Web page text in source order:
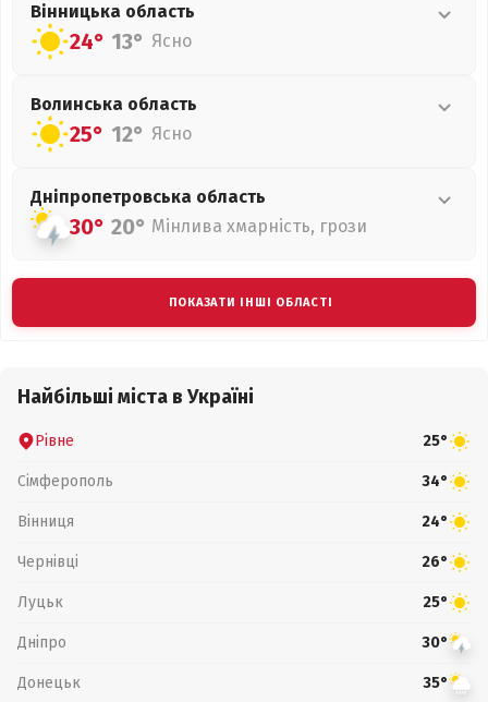
Вінницька область
24° 13° Ясно
Волинська область
25° 12° Ясно
Дніпропетровська область
30° 20° Мінлива хмарність, грози
ПОКАЗАТИ ІНШІ ОБЛАСТІ
Найбільші міста в Україні
Рівне 25°
Сімферополь 34°
Вінниця 24°
Чернівці 26°
Луцьк 25°
Дніпро 30°
Донецьк 35°